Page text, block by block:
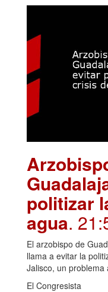
politizar
agua.
El arzobispo de
llama a evitar la
Jalisco, un
El Congresista